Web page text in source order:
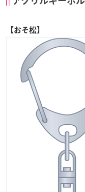
【おそ松】